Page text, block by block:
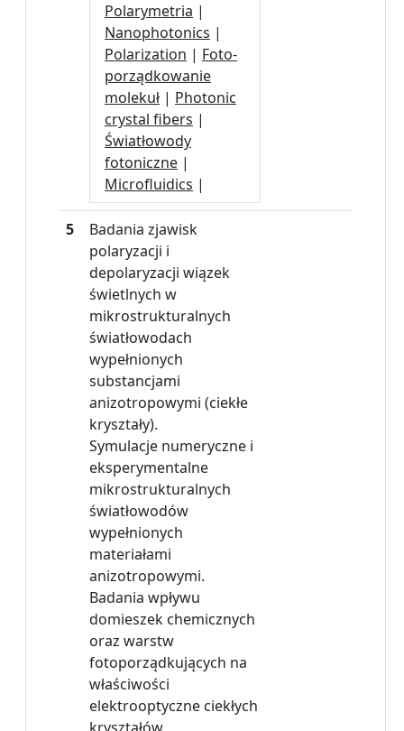
Polarymetria |
Nanophotonics |
Polarization | Foto-
porządkowanie
molekuł | Photonic
crystal fibers |
Światłowody
fotoniczne |
Microfluidics |
5
Badania zjawisk
polaryzacji i
depolaryzacji wiązek
świetlnych w
mikrostrukturalnych
światłowodach
wypełnionych
substancjami
anizotropowymi (ciekłe
kryształy).
Symulacje numeryczne i
eksperymentalne
mikrostrukturalnych
światłowodów
wypełnionych
materiałami
anizotropowymi.
Badania wpływu
domieszek chemicznych
oraz warstw
fotoporządkujących na
właściwości
elektrooptyczne ciekłych